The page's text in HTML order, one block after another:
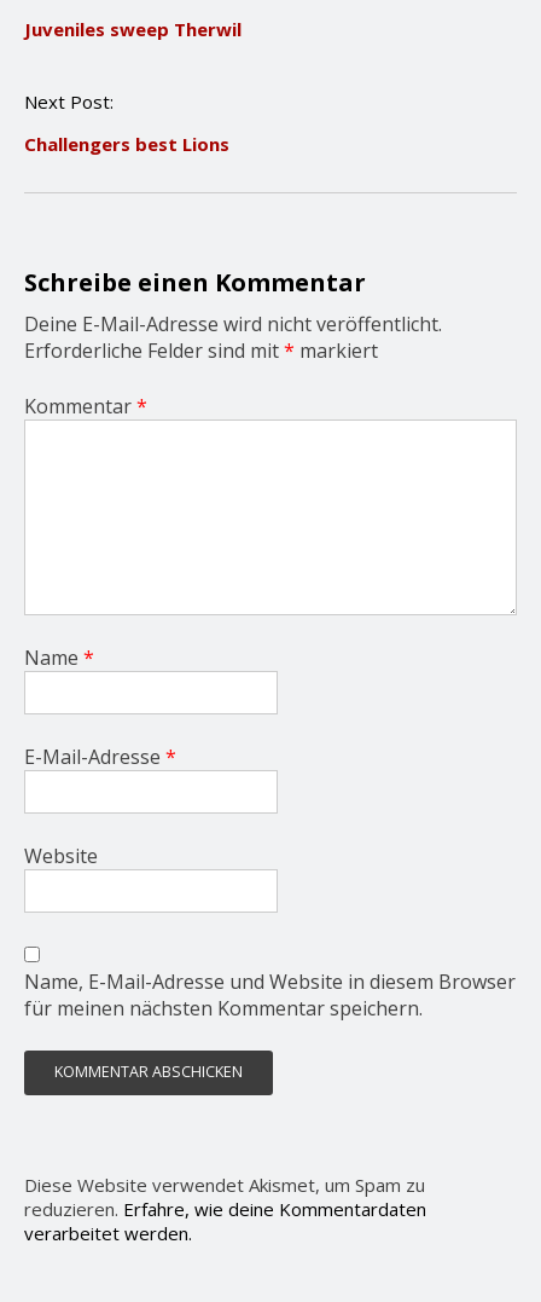
s
a
i
o
n
Juveniles sweep Therwil
Next Post:
Challengers best Lions
Schreibe einen Kommentar
Deine E-Mail-Adresse wird nicht veröffentlicht.
Erforderliche Felder sind mit* markiert
Kommentar*
Name *
E-Mail-Adresse *
Website
Name, E-Mail-Adresse und Website in diesem Browser
für meinen nächsten Kommentar speichern.
Diese Website verwendet Akismet, um Spam zu
reduzieren. Erfahre, wie deine Kommentardaten
verarbeitet werden.